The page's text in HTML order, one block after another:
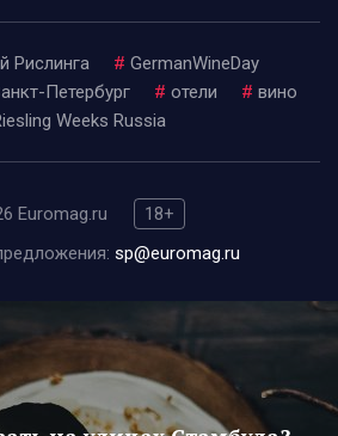
Рислинга # GermanWineDay
Петербург # отели # вино
Weeks Russia
Euromag.ru
18+
sp@euromag.ru